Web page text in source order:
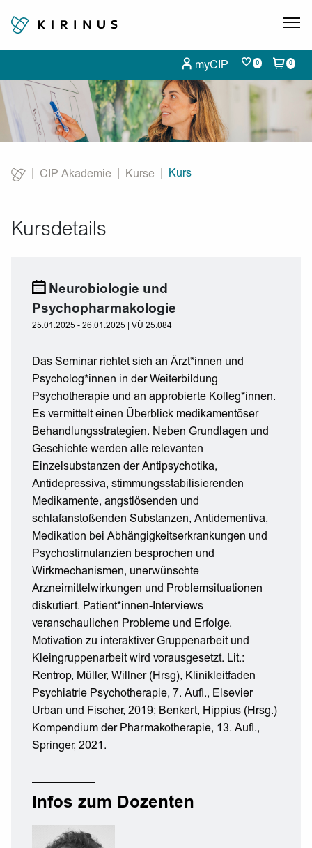
myCIP 0 0
CIP Akademie Kurse
Current:
Kurs
Kursdetails
Neurobiologie und
Psychopharmakologie
25.01.2025 - 26.01.2025 | VÜ 25.084
Das Seminar richtet sich an Ärzt*innen und
Psycholog*innen in der Weiterbildung
Psychotherapie und an approbierte Kolleg*innen.
Es vermittelt einen Überblick medikamentöser
Behandlungsstrategien. Neben Grundlagen und
Geschichte werden alle relevanten
Einzelsubstanzen der Antipsychotika,
Antidepressiva, stimmungsstabilisierenden
Medikamente, angstlösenden und
schlafanstoßenden Substanzen, Antidementiva,
Medikation bei Abhängigkeitserkrankungen und
Psychostimulanzien besprochen und
Wirkmechanismen, unerwünschte
Arzneimittelwirkungen und Problemsituationen
diskutiert. Patient*innen-Interviews
veranschaulichen Probleme und Erfolge.
Motivation zu interaktiver Gruppenarbeit und
Kleingruppenarbeit wird vorausgesetzt. Lit.:
Rentrop, Müller, Willner (Hrsg), Klinikleitfaden
Psychiatrie Psychotherapie, 7. Aufl., Elsevier
Urban und Fischer, 2019; Benkert, Hippius (Hrsg.)
Kompendium der Pharmakotherapie, 13. Aufl.,
Springer, 2021.
Infos zum Dozenten